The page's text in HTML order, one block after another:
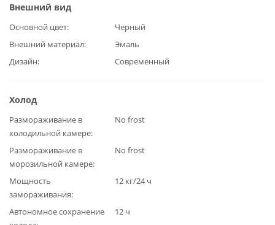
Внешний вид
Основной цвет
Черный
Внешний материал
Эмаль
Дизайн
Современный
Холод
Размораживание в
холодильной камере
No frost
Размораживание в
морозильной камере
No frost
Мощность
замораживания
12 кг/24 ч
Автономное сохранение
12 ч